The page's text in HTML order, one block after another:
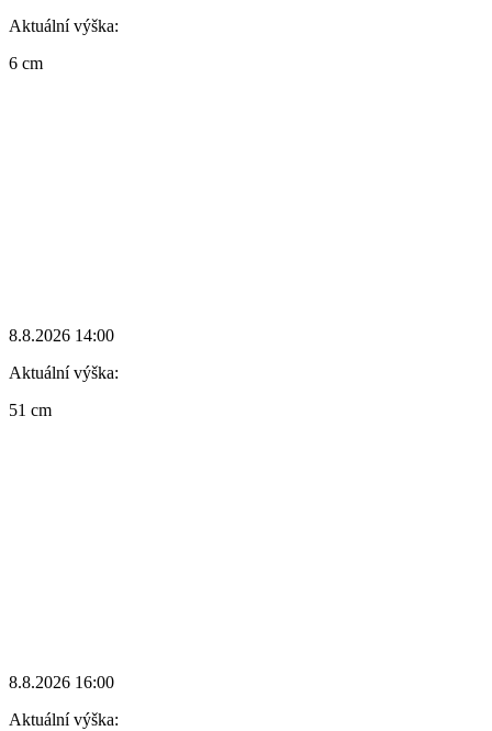
Aktuální výška:
6 cm
8.8.2026 14:00
Aktuální výška:
51 cm
8.8.2026 16:00
Aktuální výška: